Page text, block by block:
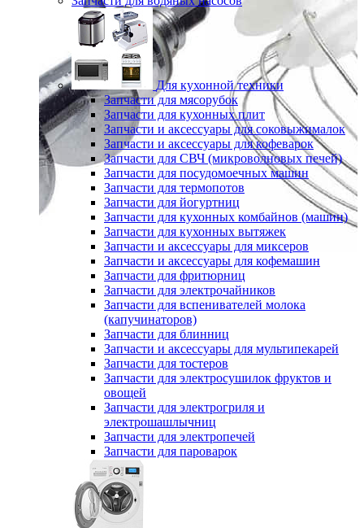
Для кухонной техники
Запчасти для мясорубок
Запчасти для кухонных плит
Запчасти и аксессуары для соковыжималок
Запчасти и аксессуары для кофеварок
Запчасти для СВЧ (микроволновых печей)
Запчасти для посудомоечных машин
Запчасти для термопотов
Запчасти для йогуртниц
Запчасти для кухонных комбайнов (машин)
Запчасти для кухонных вытяжек
Запчасти и аксессуары для миксеров
Запчасти и аксессуары для кофемашин
Запчасти для фритюрниц
Запчасти для электрочайников
Запчасти для вспенивателей молока
(капучинаторов)
Запчасти для блинниц
Запчасти и аксессуары для мультипекарей
Запчасти для тостеров
Запчасти для электросушилок фруктов и
овощей
Запчасти для электрогриля и
электрошашлычниц
Запчасти для электропечей
Запчасти для пароварок